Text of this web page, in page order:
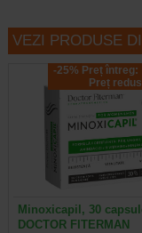
VEZI PRODUSE
-25% Preț întreg:
Preț
Minoxicapil, 30
DOCTOR FITERMAN